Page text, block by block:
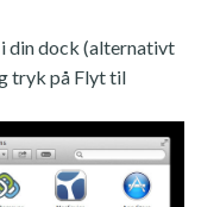
din dock (alternativt
tryk på Flyt til